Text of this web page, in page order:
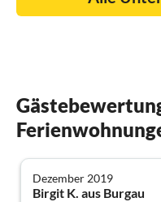
Dezember 2019
Birgit K. aus Burgau